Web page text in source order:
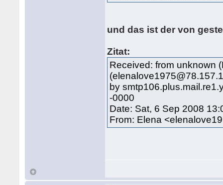
und das ist der von
Zitat:
Received: from unknown
by
-0000
Date: Sat, 6 Sep 2008
From: Elena